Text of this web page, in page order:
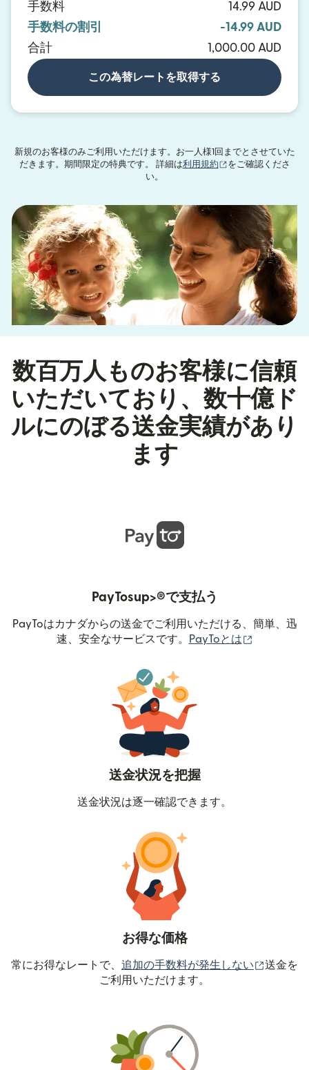
手数料
14.99 AUD
手数料の割引
-14.99 AUD
合計
1,000.00 AUD
この為替レートを取得する
新規のお客様のみご利用いただけます。お一人様1回までとさせていた
だきます。期間限定の特典です。 詳細は利用規約 （別ウィンドウで
をご確認くださ
い。
数百万人ものお客様に信頼
いただいており、数十億ド
ルにのぼる送金実績があり
ます
PayTosup>®で支払う
PayToはカナダからの送金でご利用いただける、簡単、迅
速、安全なサービスです。
PayToとは
送金状況を把握
送金状況は逐一確認できます。
お得な価格
常にお得なレートで、 追加の手数料が発生しない （別ウ
送金を
ご利用いただけます。